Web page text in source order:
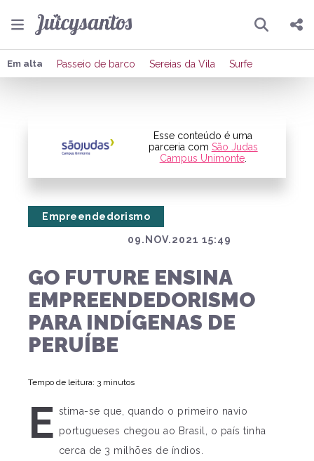
Pesquisar
Compartilhar
Publicar no Facebook
Em alta Passeio de barco Sereias da Vila Surfe
Esse conteúdo é uma
parceria com São Judas
Campus Unimonte.
09.NOV.2021 15:49
Empreendedorismo
GO FUTURE ENSINA
EMPREENDEDORISMO
PARA INDÍGENAS DE
PERUÍBE
Tempo de leitura: 3 minutos
E stima-se que, quando o primeiro navio
portugueses chegou ao Brasil, o país tinha
cerca de 3 milhões de índios.